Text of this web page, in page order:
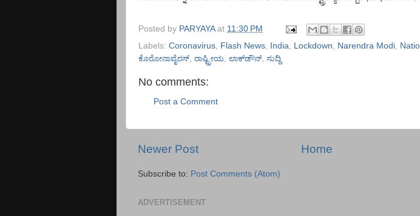
Posted by PARYAYA at 11:30 PM
Labels: Coronavirus Flash News India Lockdown Narendra Modi
ಕೊರೋನಾವೈರಸ್ ರಾಷ್ಟ್ರೀಯ ಲಾಕ್‌ಡೌನ್, ಸುದ್ದಿ
No comments:
Post a Comment
Newer Post Home
Subscribe to: Post Comments (Atom)
ADVERTISEMENT